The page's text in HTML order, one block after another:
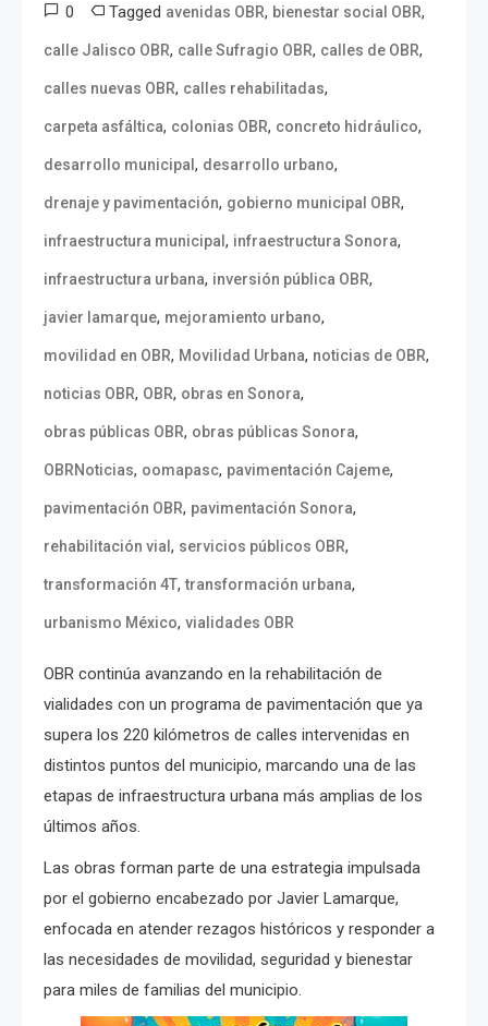
0 Tagged avenidas OBR, bienestar social OBR,
calle Jalisco OBR, calle Sufragio OBR, calles de OBR,
calles nuevas OBR, calles rehabilitadas,
carpeta asfáltica, colonias OBR, concreto hidráulico,
desarrollo municipal , desarrollo urbano,
drenaje y pavimentación, gobierno municipal OBR,
infraestructura municipal , infraestructura Sonora,
infraestructura urbana, inversión pública OBR,
javier lamarque, mejoramiento urbano,
movilidad en OBR, Movilidad Urbana, noticias de OBR,
noticias OBR, OBR, obras en Sonora,
obras públicas OBR, obras públicas Sonora,
OBRNoticias, oomapasc, pavimentación Cajeme,
pavimentación OBR, pavimentación Sonora,
rehabilitación vial , servicios públicos OBR,
transformación 4T,transformación urbana,
urbanismo México, vialidades OBR
OBR continúa avanzando en la rehabilitación de
vialidades con un programa de pavimentación que ya
supera los 220 kilómetros de calles intervenidas en
distintos puntos del municipio, marcando una de las
etapas de infraestructura urbana más amplias de los
últimos años.
Las obras forman parte de una estrategia impulsada
por el gobierno encabezado por Javier Lamarque,
enfocada en atender rezagos históricos y responder a
las necesidades de movilidad, seguridad y bienestar
para miles de familias del municipio.